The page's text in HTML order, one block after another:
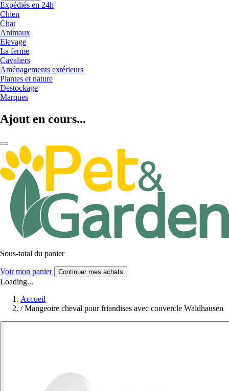
Expédiés en 24h
Chien
Chat
Animaux
Elevage
La ferme
Cavaliers
Aménagements extérieurs
Plantes et nature
Destockage
Marques
Ajout en cours...
Sous-total du panier
Voir mon panier Continuer mes achats
Loading...
Accueil
/ Mangeoire cheval pour friandises avec couvercle Waldhausen